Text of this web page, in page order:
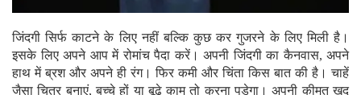
जिंदगी सिर्फ काटने के लिए नहीं बल्कि कुछ कर गुजरने के लिए मिली है।
इसके लिए अपने आप में रोमांच पैदा करें। अपनी जिंदगी का कैनवास, अपने
हाथ में ब्रश और अपने ही रंग। फिर कमी और चिंता किस बात की है। चाहें
जैसा चित्र बनाएं, बच्चे हों या बूढ़े काम तो करना पड़ेगा। अपनी कीमत खुद